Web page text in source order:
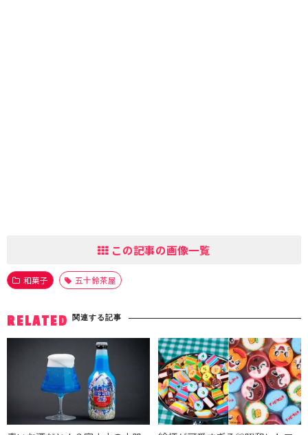
この記事の画像一覧
和菓子 五十鈴茶屋
RELATED 関連する記事